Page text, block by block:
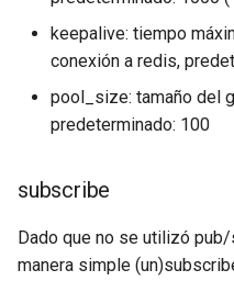
log-sqlite
log-var-set
log-zmq
loop-detect
lua-upstream
keepalive: tiempo
conexión a redis,
pool_size: tamaño del
predeterminado: 100
subscribe
Dado que no se utilizó
manera simple